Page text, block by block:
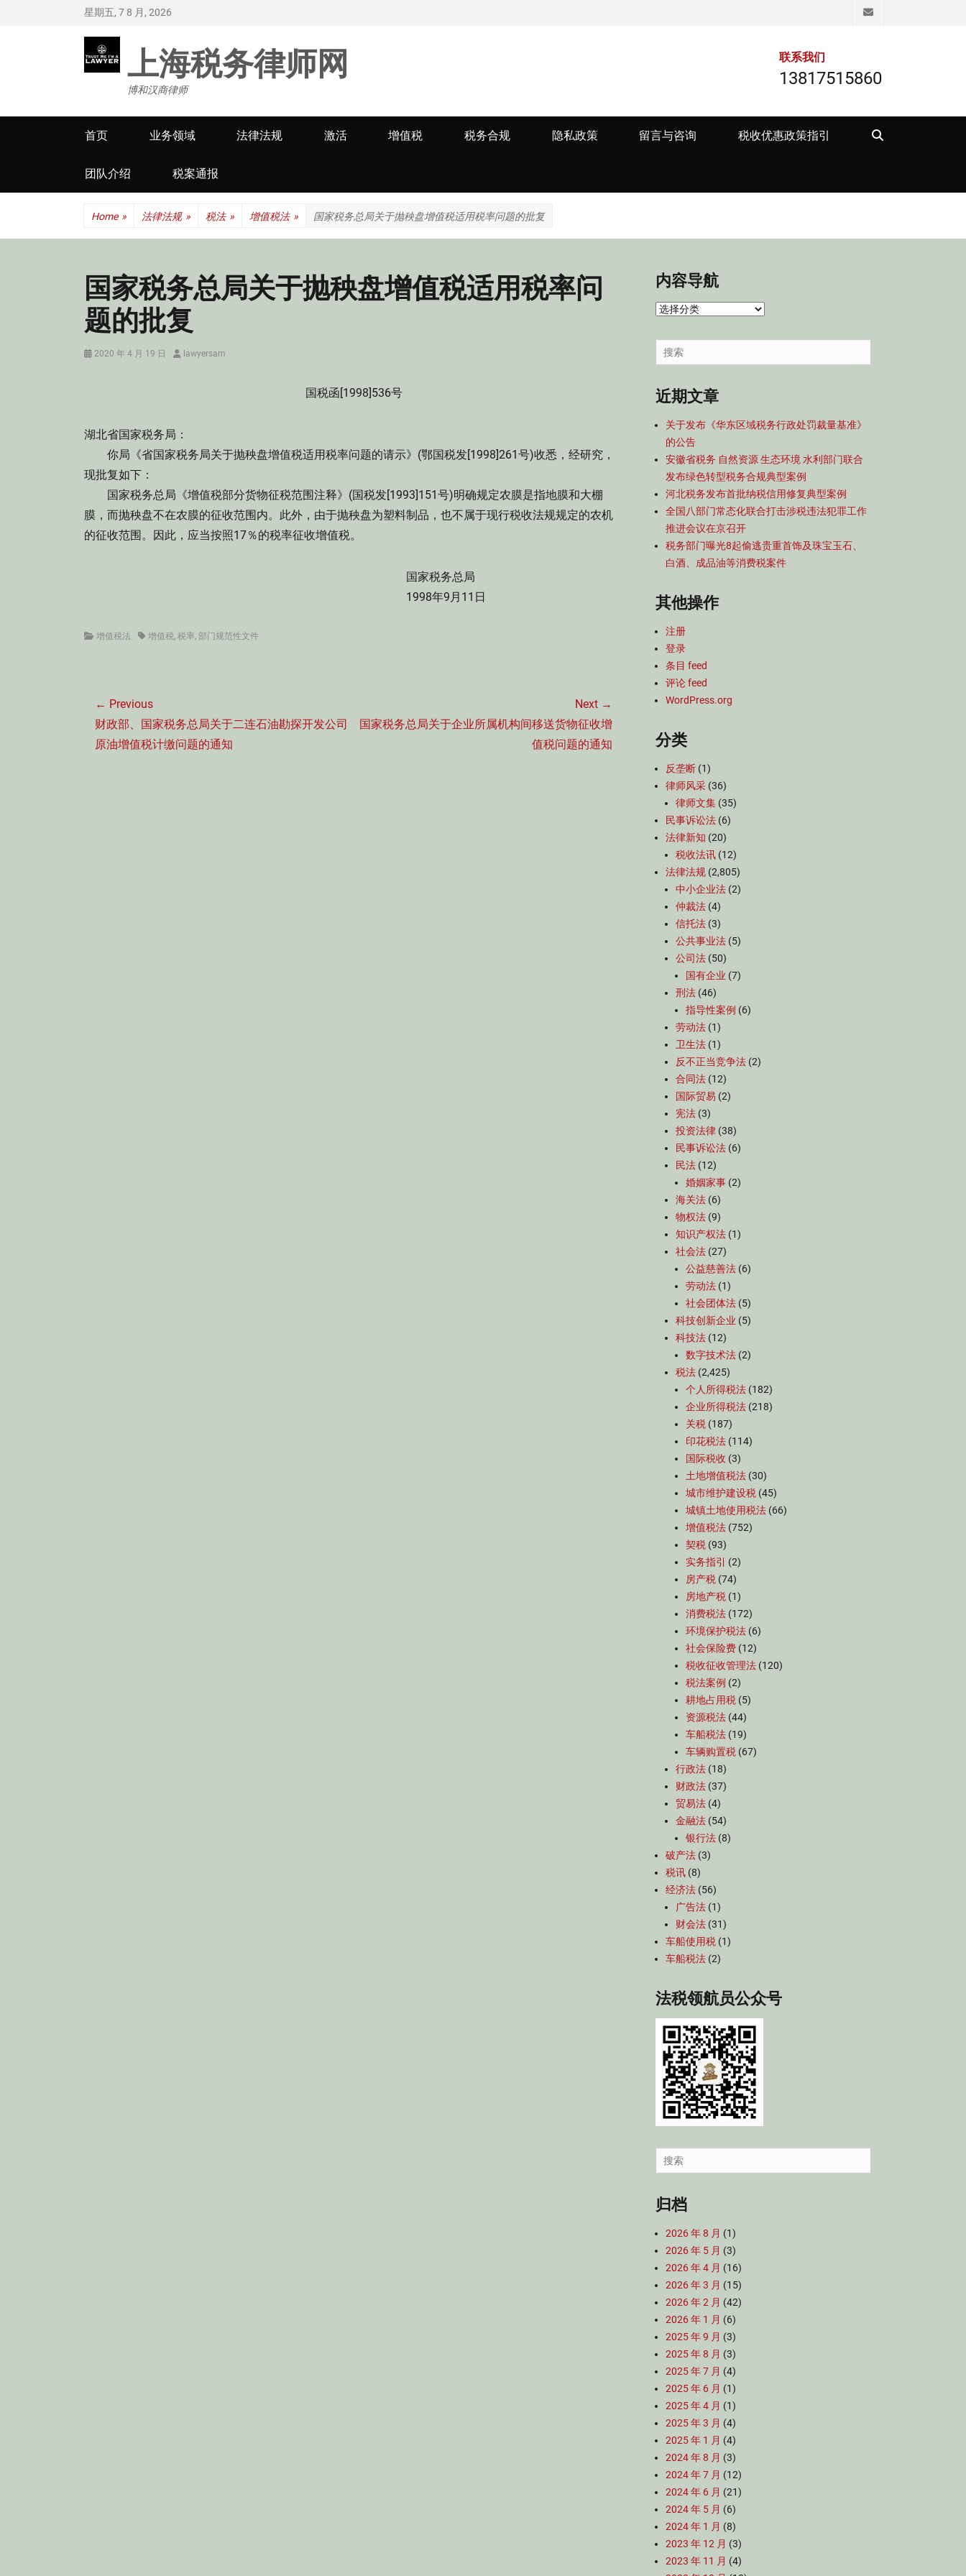
星期五, 7 8 月, 2026 Email
上海税务律师网
博和汉商律师
联系我们
13817515860
Primary
menu
首页 业务领域 法律法规 激活 增值税 税务合规 隐私政策 留言与咨询 税收优惠政策指引
团队介绍 税案通报
Home » 法律法规 » 税法 » 增值税法 » 国家税务总局关于抛秧盘增值税适用税率问题的批复
国家税务总局关于抛秧盘增值税适用税率问
题的批复
Posted
2020 年 4 月 19 日 Authorlawyersam
国税函[1998]536号
湖北省国家税务局：
你局《省国家税务局关于抛秧盘增值税适用税率问题的请示》(鄂国税发[1998]261号)收悉，经研究，
现批复如下：
国家税务总局《增值税部分货物征税范围注释》(国税发[1993]151号)明确规定农膜是指地膜和大棚
膜，而抛秧盘不在农膜的征收范围内。此外，由于抛秧盘为塑料制品，也不属于现行税收法规规定的农机
的征收范围。因此，应当按照17％的税率征收增值税。
国家税务总局
1998年9月11日
Categories
增值税法 Tags增值税, 税率, 部门规范性文件
章
导
航
← Previous
Previous
post:
财政部、国家税务总局关于二连石油勘探开发公司
原油增值税计缴问题的通知
Next →
Next
国家税务总局关于企业所属机构间移送货物征收增
值税问题的通知
内容导航
内
导
航
Search
for:
近期文章
关于发布《华东区域税务行政处罚裁量基准》
的公告
安徽省税务 自然资源 生态环境 水利部门联合
发布绿色转型税务合规典型案例
河北税务发布首批纳税信用修复典型案例
全国八部门常态化联合打击涉税违法犯罪工作
推进会议在京召开
税务部门曝光8起偷逃贵重首饰及珠宝玉石、
白酒、成品油等消费税案件
其他操作
注册
登录
条目 feed
评论 feed
WordPress.org
分类
反垄断 (1)
律师风采 (36)
律师文集 (35)
民事诉讼法 (6)
法律新知 (20)
税收法讯 (12)
法律法规 (2,805)
中小企业法 (2)
仲裁法 (4)
信托法 (3)
公共事业法 (5)
公司法 (50)
国有企业 (7)
刑法 (46)
指导性案例 (6)
劳动法 (1)
卫生法 (1)
反不正当竞争法 (2)
合同法 (12)
国际贸易 (2)
宪法 (3)
投资法律 (38)
民事诉讼法 (6)
民法 (12)
婚姻家事 (2)
海关法 (6)
物权法 (9)
知识产权法 (1)
社会法 (27)
公益慈善法 (6)
劳动法 (1)
社会团体法 (5)
科技创新企业 (5)
科技法 (12)
数字技术法 (2)
税法 (2,425)
个人所得税法 (182)
企业所得税法 (218)
关税 (187)
印花税法 (114)
国际税收 (3)
土地增值税法 (30)
城市维护建设税 (45)
城镇土地使用税法 (66)
增值税法 (752)
契税 (93)
实务指引
(2)
房产税 (74)
房地产税 (1)
消费税法 (172)
环境保护税法 (6)
社会保险费 (12)
税收征收管理法 (120)
税法案例 (2)
耕地占用税 (5)
资源税法 (44)
车船税法 (19)
车辆购置税 (67)
行政法 (18)
财政法 (37)
贸易法 (4)
金融法 (54)
银行法 (8)
破产法 (3)
税讯 (8)
经济法 (56)
广告法 (1)
财会法 (31)
车船使用税 (1)
车船税法 (2)
法税领航员公众号
Search
for:
归档
2026 年 8 月 (1)
2026 年 5 月 (3)
2026 年 4 月 (16)
2026 年 3 月 (15)
2026 年 2 月 (42)
2026 年 1 月 (6)
2025 年 9 月 (3)
2025 年 8 月 (3)
2025 年 7 月 (4)
2025 年 6 月 (1)
2025 年 4 月 (1)
2025 年 3 月 (4)
2025 年 1 月 (4)
2024 年 8 月 (3)
2024 年 7 月 (12)
2024 年 6 月 (21)
2024 年 5 月 (6)
2024 年 1 月 (8)
2023 年 12 月 (3)
2023 年 11 月 (4)